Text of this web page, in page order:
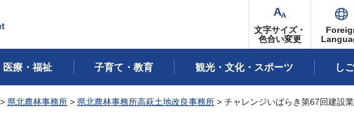
文字サイズ・
色合い変更
医療・福祉 子育て・教育 観光・文化・スポーツ し
> 県北農林事務所 > 県北農林事務所高萩土地改良事務所 > チャレンジいばらき第67回建設